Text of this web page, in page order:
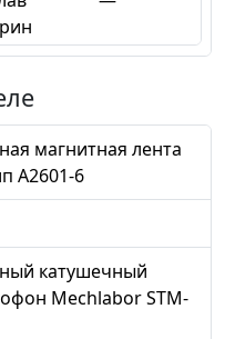
магнитная лента
А2601-6
катушечный
Mechlabor STM-